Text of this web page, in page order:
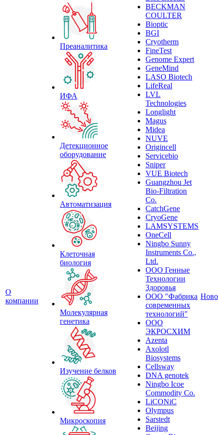
О
компании
Преаналитика
ИФА
Детекционное
оборудование
Автоматизация
Клеточная
биология
Молекулярная
генетика
Изучение белков
Микроскопия
BECKMAN
COULTER
Bioptic
BGI
Cryotherm
FineTest
Genome Expert
GeneMind
LASO Biotech
LifeReal
LVL
Technologies
Longlight
Magus
Midea
NUVE
Origincell
Servicebio
Sniper
VUE Biotech
Guangzhou Jet
Bio-Filtration
Co.
CatchGene
CryoGene
LAMSYSTEMS
OneCell
Ningbo Sunny
Instruments Co.,
Ltd.
ООО Генные
Технологии
Здоровья
ООО "Фабрика
современных
технологий"
ООО
ЭКРОСХИМ
Azenta
Axolotl
Biosystems
Cellsway
DNA genotek
Ningbo Icoe
Commodity Co.
LiCONiC
Olympus
Sarstedt
Beijing